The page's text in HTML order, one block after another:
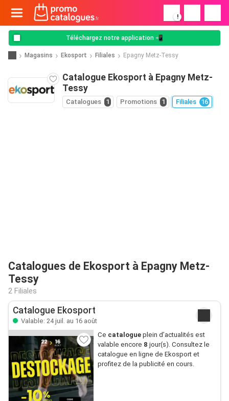
!
Téléchargez notre application 📲
Magasins Ekosport Filiales Epagny Metz-Tessy
Catalogue Ekosport à Epagny Metz-
Tessy
Catalogues 1 Promotions 1 Filiales 16
Catalogues de Ekosport à Epagny Metz-
Tessy
2 Filiales
Catalogue Ekosport
Valable: 24 juil. au 16 août
Ce catalogueplein d’actualités est
valable encore 8 jour(s). Consultez le
catalogue en ligne de Ekosport et
profitez de la publicité en cours.